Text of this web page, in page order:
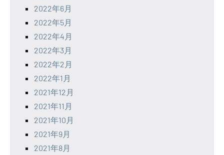
2022年6月
2022年5月
2022年4月
2022年3月
2022年2月
2022年1月
2021年12月
2021年11月
2021年10月
2021年9月
2021年8月